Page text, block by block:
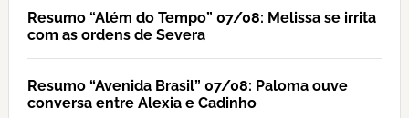
Resumo “Além do Tempo” 07/08: Melissa se irrita
com as ordens de Severa
Resumo “Avenida Brasil” 07/08: Paloma ouve
conversa entre Alexia e Cadinho